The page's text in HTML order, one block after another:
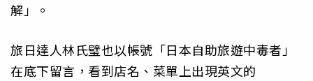
解」。
旅日達人林氏璧也以帳號「日本自助旅遊中毒者」
在底下留言，看到店名、菜單上出現英文的